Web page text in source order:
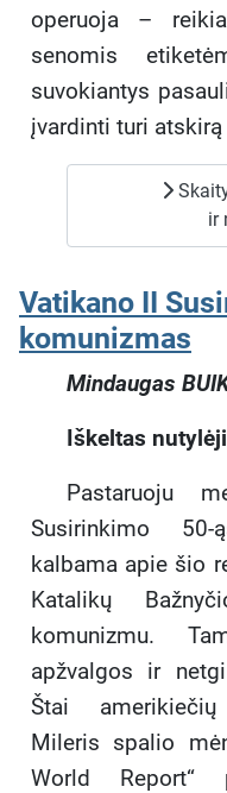
operuoja –
senomis
suvokiantys
įvardinti turi
ir
Vatikano II
komunizmas
Mindaugas
Iškeltas
Pastaruoju
Susirinkimo 50-
kalbama apie šio
Katalikų
komunizmu.
apžvalgos ir
Štai
Mileris spalio
World Report“